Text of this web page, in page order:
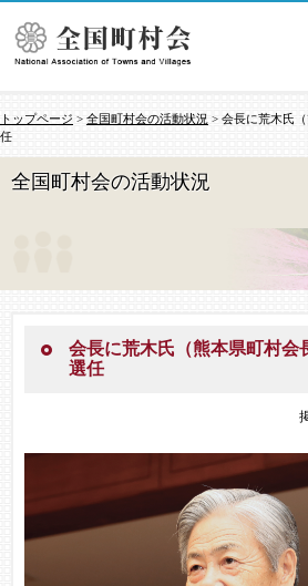
トップページ > 全国町村会の活動状況 > 会長に荒木氏
任
全国町村会の活動状況
会長に荒木氏（熊本県町村会
選任